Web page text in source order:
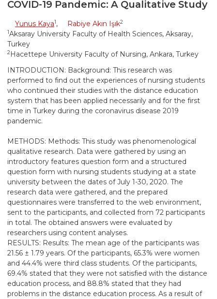
COVID-19 Pandemic: A Qualitative Study
Yunus Kaya1, Rabiye Akın Işık2
1Aksaray University Faculty of Health Sciences, Aksaray,
Turkey
2Hacettepe University Faculty of Nursing, Ankara, Turkey
INTRODUCTION: Background: This research was
performed to find out the experiences of nursing students
who continued their studies with the distance education
system that has been applied necessarily and for the first
time in Turkey during the coronavirus disease 2019
pandemic.
METHODS: Methods: This study was phenomenological
qualitative research. Data were gathered by using an
introductory features question form and a structured
question form with nursing students studying at a state
university between the dates of July 1-30, 2020. The
research data were gathered, and the prepared
questionnaires were transferred to the web environment,
sent to the participants, and collected from 72 participants
in total. The obtained answers were evaluated by
researchers using content analyses.
RESULTS: Results: The mean age of the participants was
21.56 ± 1.79 years. Of the participants, 65.3% were women
and 44.4% were third class students. Of the participants,
69.4% stated that they were not satisfied with the distance
education process, and 88.8% stated that they had
problems in the distance education process. As a result of